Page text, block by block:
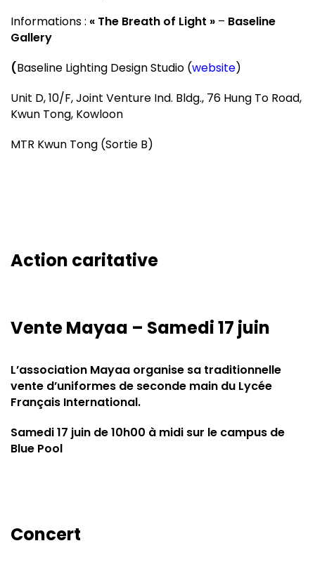
Informations : « The Breath of Light » – Baseline
Gallery
(Baseline Lighting Design Studio (website)
Unit D, 10/F, Joint Venture Ind. Bldg., 76 Hung To Road,
Kwun Tong, Kowloon
MTR Kwun Tong (Sortie B)
Action caritative
Vente Mayaa – Samedi 17 juin
L’association Mayaa organise sa traditionnelle
vente d’uniformes de seconde main du Lycée
Français International.
Samedi 17 juin de 10h00 à midi sur le campus de
Blue Pool
Concert